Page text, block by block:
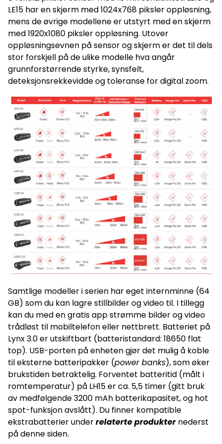
3200 mAh 3200 mAh 3200 mAh 3200 mAh Brukstid per
batteri 6 timer 6 timer 5.5 timer 5 timer 5 timer 5 timer 5
(avrundet) 152x54x50 mm 156x54x50 mm 156x54x50 mm
158x54x50 mm 158x54x50 mm 190x54x50 mm 190x54x50 mm
190x54x50 mm Vekt inkl. batteri 291.5 g 296.5 g 296.5 g 331 g
328.5 g 354,5 g 354,5 g 410 g
LE15 har en skjerm med 1024x768 piksler oppløsning,
mens de øvrige modellene er utstyrt med en skjerm
med 1920x1080 piksler oppløsning. Utover
oppløsningsevnen på sensor og skjerm er det til dels
stor forskjell på de ulike modelle hva angår
grunnforstørrende styrke, synsfelt,
deteksjonsrekkevidde og toleranse for digital zoom.
Samtlige modeller i serien har eget internminne (64
GB) som du kan lagre stillbilder og video til. I tillegg
kan du med en gratis app strømme bilder og video
trådløst til mobiltelefon eller nettbrett. Batteriet på
Lynx 3.0 er utskiftbart (batteristandard: 18650 flat
top). USB-porten på enheten gjør det mulig å koble
til eksterne batteripakker (power banks), som øker
brukstiden betraktelig. Forventet batteritid (målt i
romtemperatur) på LH15 er ca. 5,5 timer (gitt bruk
av medfølgende 3200 mAh batterikapasitet, og hot
spot-funksjon avslått). Du finner kompatible
ekstrabatterier underrelaterte produkternederst
på denne siden.